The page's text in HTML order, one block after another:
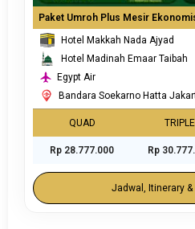
Paket Umroh Plus Mesir
Hotel Makkah Nada Ajyad
Hotel Madinah Emaar Taibah
Egypt Air
Bandara Soekarno Hatta
QUAD TRIPLE
Rp 28.777.000 Rp
Jadwal, Itinerary